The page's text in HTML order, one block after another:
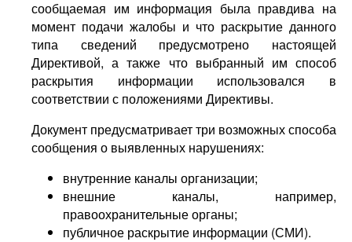
сообщаемая им информация была правдива на
момент подачи жалобы и что раскрытие данного
типа сведений предусмотрено настоящей
Директивой, а также что выбранный им способ
раскрытия информации использовался в
соответствии с положениями Директивы.
Документ предусматривает три возможных способа
сообщения о выявленных нарушениях:
внутренние каналы организации;
внешние каналы, например,
правоохранительные органы;
публичное раскрытие информации (СМИ).